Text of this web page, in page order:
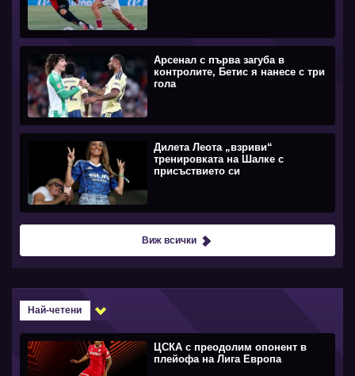
Арсенал с първа загуба в
контролите, Бетис я нанесе с три
гола
Дилета Леота „взриви“
тренировката на Шалке с
присъствието си
Виж всички
Най-четени
ЦСКА с преодолим опонент в
плейофа на Лига Европа